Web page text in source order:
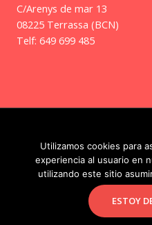
C/Arenys de mar 13
08225 Terrassa (BCN)
Telf: 649 699 485
Copyright ©
Facebook
Utilizamos cookies para
experiencia al usuario en
utilizando este sitio
ESTOY